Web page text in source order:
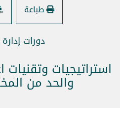
طباعة
دورات
استراتيجيات وتقنيات
والحد من